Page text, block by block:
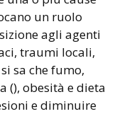
un ruolo
agli agenti
traumi locali,
sa che fumo,
(), obesità e dieta
e diminuire